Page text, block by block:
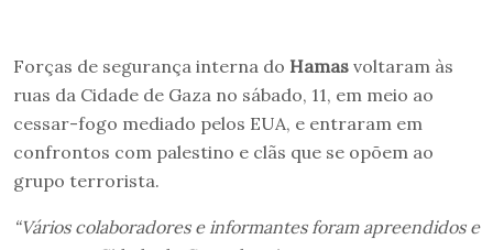
Forças de segurança interna do Hamas voltaram às
ruas da Cidade de Gaza no sábado, 11, em meio ao
cessar-fogo mediado pelos EUA, e entraram em
confrontos com palestino e clãs que se opõem ao
grupo terrorista.
“Vários colaboradores e informantes foram apreendidos e